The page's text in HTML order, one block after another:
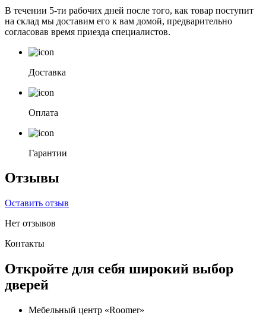
В течении 5-ти рабочих дней после того, как товар поступит
на склад мы доставим его к вам домой, предварительно
согласовав время приезда специалистов.
Доставка
Оплата
Гарантии
Отзывы
Оставить отзыв
Нет отзывов
Контакты
Откройте для себя широкий выбор
дверей
Мебельный центр «Roomer»